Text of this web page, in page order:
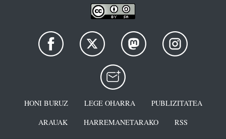
HONI BURUZ LEGE OHARRA
PUBLIZITATEA
ARAUAK
HARREMANETARAKO RSS